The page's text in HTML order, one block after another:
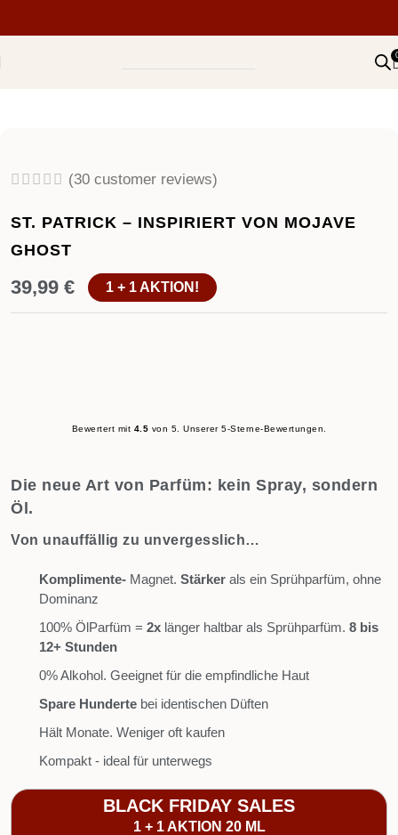
(30 customer reviews)
ST. PATRICK – INSPIRIERT VON MOJAVE
GHOST
39,99 € 1 + 1 AKTION!
Bewertert mit 4.5 von 5. Unserer 5-Sterne-Bewertungen.
Die neue Art von Parfüm: kein Spray, sondern
Öl.
Von unauffällig zu unvergesslich…
Komplimente- Magnet. Stärker als ein Sprühparfüm, ohne
Dominanz
100% ÖlParfüm = 2x länger haltbar als Sprühparfüm. 8 bis
12+ Stunden
0% Alkohol. Geeignet für die empfindliche Haut
Spare Hunderte bei identischen Düften
Hält Monate. Weniger oft kaufen
Kompakt - ideal für unterwegs
BLACK FRIDAY SALES
1 + 1 AKTION 20 ML